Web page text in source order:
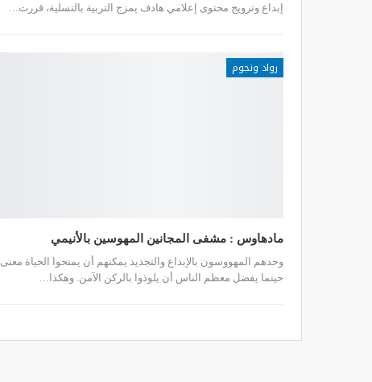
إبداع وترويج محتوى إعلامي هادف يمزج التربية بالتسلية، قررت…
رواد ونجوم
مادهاوس : مشفى المجانين المهوسين بالأنيمي
وحدهم المهووسون بالإبداع والتجديد يمكنهم أن يمنحوا الحياة معنى
حينما يفضل معظم الناس أن يلوذوا بالركن الآمن. وهكذا…